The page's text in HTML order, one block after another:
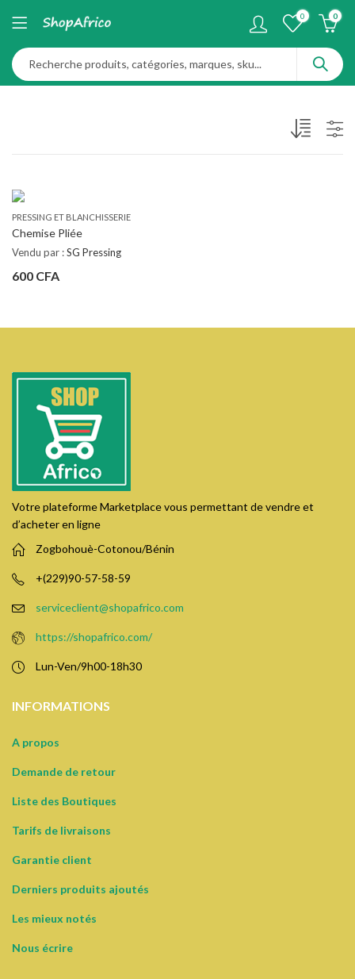
0 0
PRESSING ET BLANCHISSERIE
Chemise Pliée
Vendu par :SG Pressing
600 CFA
Votre plateforme Marketplace vous permettant de vendre et
d’acheter en ligne
Zogbohouè-Cotonou/Bénin
+(229)90-57-58-59
serviceclient@shopafrico.com
https://shopafrico.com/
Lun-Ven/9h00-18h30
INFORMATIONS
A propos
Demande de retour
Liste des Boutiques
Tarifs de livraisons
Garantie client
Derniers produits ajoutés
Les mieux notés
Nous écrire